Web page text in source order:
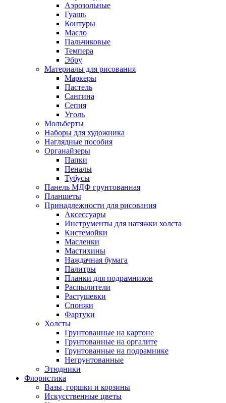
Аэрозольные
Гуашь
Контуры
Масло
Пальчиковые
Темпера
Эбру
Материалы для рисования
Маркеры
Пастель
Сангина
Сепия
Уголь
Мольберты
Наборы для художника
Наглядные пособия
Органайзеры
Папки
Пеналы
Тубусы
Панель МДФ грунтованная
Планшеты
Принадлежности для рисования
Аксессуары
Инструменты для натяжки холста
Кистемойки
Масленки
Мастихины
Наждачная бумага
Палитры
Планки для подрамников
Распылители
Растушевки
Спонжи
Фартуки
Холсты
Грунтованные на картоне
Грунтованные на оргалите
Грунтованные на подрамнике
Негрунтованные
Этюдники
Флористика
Вазы, горшки и корзины
Искусственные цветы